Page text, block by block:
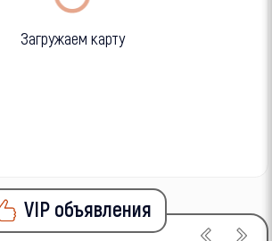
Загружаем карту
VIP объявления